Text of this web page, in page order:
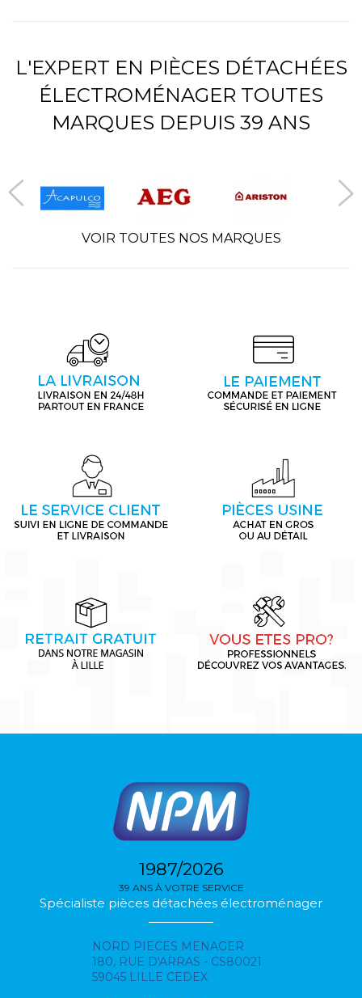
L'EXPERT EN PIÈCES DÉTACHÉES
ÉLECTROMÉNAGER TOUTES
MARQUES DEPUIS 39 ANS
VOIR TOUTES NOS MARQUES
1987/2026
39 ANS À VOTRE SERVICE
Spécialiste pièces détachées électroménager
NORD PIECES MENAGER
180, RUE D'ARRAS - CS80021
59045 LILLE CEDEX